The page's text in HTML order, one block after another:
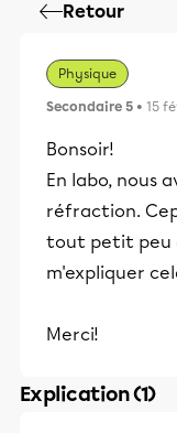
Retour
Physique
Secondaire 5 • 15
Bonsoir!
En labo, nous
réfraction.
tout petit peu
m'expliquer
Merci!
Explication (1)